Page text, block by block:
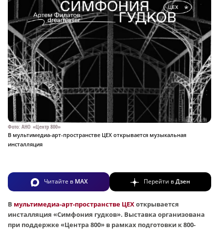
Фото: АНО «Центр 800»
В мультимедиа-арт-пространстве ЦЕХ открывается музыкальная
инсталляция
Читайте в MAX Перейти вДзен
В мультимедиа-арт-пространстве ЦЕХоткрывается
инсталляция «Симфония гудков». Выставка организована
при поддержке «Центра 800» в рамках подготовки к 800-